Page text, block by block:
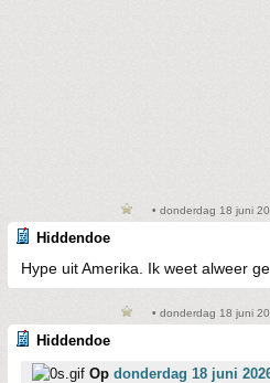
• donderdag 18 juni
Hiddendoe
Hype uit Amerika. Ik weet alweer
• donderdag 18 juni
Hiddendoe
Op donderdag 18 juni